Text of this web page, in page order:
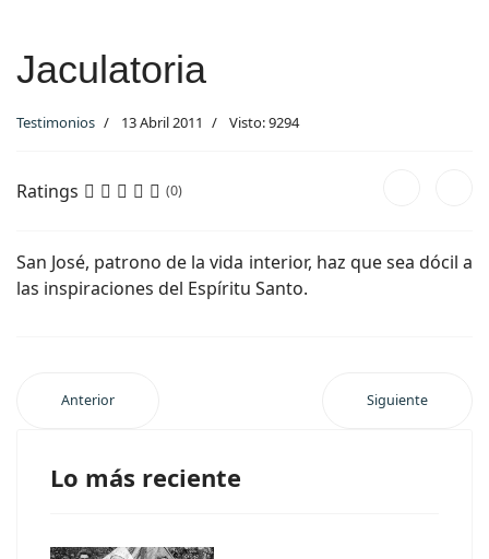
Jaculatoria
Testimonios 13 Abril 2011 Visto: 9294
Ratings (0)
San José, patrono de la vida interior, haz que sea dócil a
las inspiraciones del Espíritu Santo.
Anterior Siguiente
Lo más reciente